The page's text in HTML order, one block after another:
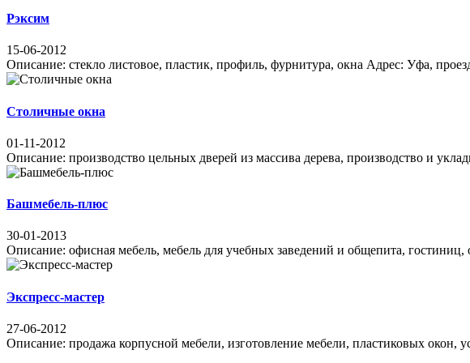
Рэксим
15-06-2012
Описание: стекло листовое, пластик, профиль, фурнитура, окна Адрес: Уфа,
Столичные окна
01-11-2012
Описание: производство цельных дверей из массива дерева, производство и
Башмебель-плюс
30-01-2013
Описание: офисная мебель, мебель для учебных заведений и общепита,
Экспресс-мастер
27-06-2012
Описание: продажа корпусной мебели, изготовление мебели, пластиковых